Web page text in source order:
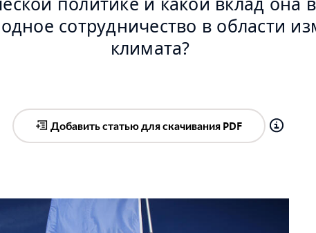
сотрудничество в области
климата?
Добавить статью для скачивания PDF